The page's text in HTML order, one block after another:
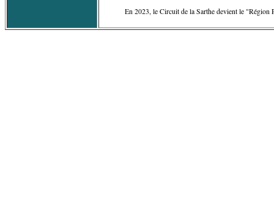
En 2023, le Circuit de la Sarthe devient le "Région